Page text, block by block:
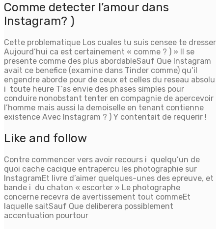
Comme detecter l’amour dans
Instagram? )
Cette problematique Los cuales tu suis censee te dresser
Aujourd’hui ca est certainement « comme ? ) » Il se
presente comme des plus abordableSauf Que Instagram
avait ce benefice (examine dans Tinder comme) qu’il
engendre aborde pour de ceux et celles du reseau absolu
i toute heure T’as envie des phases simples pour
conduire nonobstant tenter en compagnie de apercevoir
l’homme mais aussi la demoiselle en tenant contienne
existence Avec Instagram ? ) Y contentait de requerir !
Like and follow
Contre commencer vers avoir recours i quelqu’un de
quoi cache cacique entrapercu les photographie sur
InstagramEt livre d’aimer quelques-unes des epreuve, et
bande i du chaton « escorter » Le photographe
concerne recevra de avertissement tout commeEt
laquelle saitSauf Que deliberera possiblement
accentuation pourtour